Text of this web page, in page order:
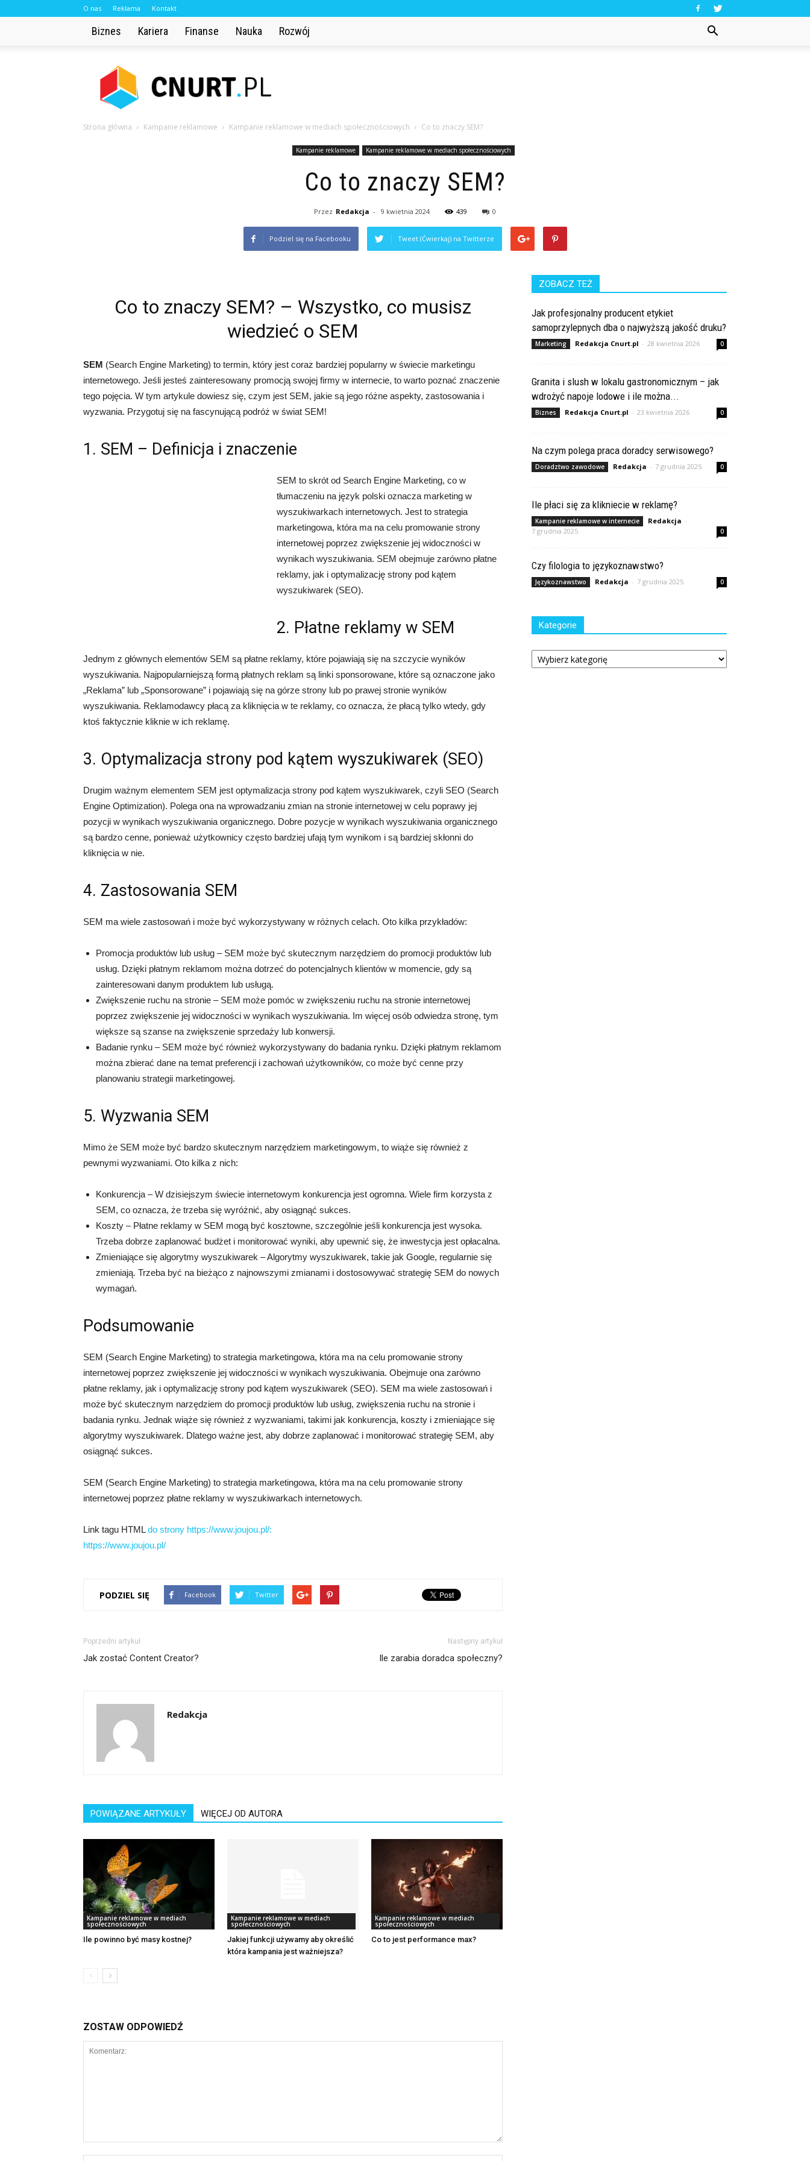
O nas Reklama Kontakt
Biznes Kariera Finanse Nauka Rozwój
Cnurt.pl
Strona główna Kampanie reklamowe Kampanie reklamowe w mediach społecznościowych Co to znaczy SEM?
Kampanie reklamowe Kampanie reklamowe w mediach społecznościowych
Co to znaczy SEM?
Przez Redakcja - 9 kwietnia 2024 439 0
Podziel się na Facebooku Tweet (Ćwierkaj) na Twitterze
Co to znaczy SEM? – Wszystko, co musisz
wiedzieć o SEM
SEM (Search Engine Marketing) to termin, który jest coraz bardziej popularny w świecie marketingu
internetowego. Jeśli jesteś zainteresowany promocją swojej firmy w internecie, to warto poznać znaczenie
tego pojęcia. W tym artykule dowiesz się, czym jest SEM, jakie są jego różne aspekty, zastosowania i
wyzwania. Przygotuj się na fascynującą podróż w świat SEM!
1. SEM – Definicja i znaczenie
SEM to skrót od Search Engine Marketing, co w
tłumaczeniu na język polski oznacza marketing w
wyszukiwarkach internetowych. Jest to strategia
marketingowa, która ma na celu promowanie strony
internetowej poprzez zwiększenie jej widoczności w
wynikach wyszukiwania. SEM obejmuje zarówno płatne
reklamy, jak i optymalizację strony pod kątem
wyszukiwarek (SEO).
2. Płatne reklamy w SEM
Jednym z głównych elementów SEM są płatne reklamy, które pojawiają się na szczycie wyników
wyszukiwania. Najpopularniejszą formą płatnych reklam są linki sponsorowane, które są oznaczone jako
„Reklama” lub „Sponsorowane” i pojawiają się na górze strony lub po prawej stronie wyników
wyszukiwania. Reklamodawcy płacą za kliknięcia w te reklamy, co oznacza, że płacą tylko wtedy, gdy
ktoś faktycznie kliknie w ich reklamę.
3. Optymalizacja strony pod kątem wyszukiwarek (SEO)
Drugim ważnym elementem SEM jest optymalizacja strony pod kątem wyszukiwarek, czyli SEO (Search
Engine Optimization). Polega ona na wprowadzaniu zmian na stronie internetowej w celu poprawy jej
pozycji w wynikach wyszukiwania organicznego. Dobre pozycje w wynikach wyszukiwania organicznego
są bardzo cenne, ponieważ użytkownicy często bardziej ufają tym wynikom i są bardziej skłonni do
kliknięcia w nie.
4. Zastosowania SEM
SEM ma wiele zastosowań i może być wykorzystywany w różnych celach. Oto kilka przykładów:
Promocja produktów lub usług – SEM może być skutecznym narzędziem do promocji produktów lub
usług. Dzięki płatnym reklamom można dotrzeć do potencjalnych klientów w momencie, gdy są
zainteresowani danym produktem lub usługą.
Zwiększenie ruchu na stronie – SEM może pomóc w zwiększeniu ruchu na stronie internetowej
poprzez zwiększenie jej widoczności w wynikach wyszukiwania. Im więcej osób odwiedza stronę, tym
większe są szanse na zwiększenie sprzedaży lub konwersji.
Badanie rynku – SEM może być również wykorzystywany do badania rynku. Dzięki płatnym reklamom
można zbierać dane na temat preferencji i zachowań użytkowników, co może być cenne przy
planowaniu strategii marketingowej.
5. Wyzwania SEM
Mimo że SEM może być bardzo skutecznym narzędziem marketingowym, to wiąże się również z
pewnymi wyzwaniami. Oto kilka z nich:
Konkurencja – W dzisiejszym świecie internetowym konkurencja jest ogromna. Wiele firm korzysta z
SEM, co oznacza, że trzeba się wyróżnić, aby osiągnąć sukces.
Koszty – Płatne reklamy w SEM mogą być kosztowne, szczególnie jeśli konkurencja jest wysoka.
Trzeba dobrze zaplanować budżet i monitorować wyniki, aby upewnić się, że inwestycja jest opłacalna.
Zmieniające się algorytmy wyszukiwarek – Algorytmy wyszukiwarek, takie jak Google, regularnie się
zmieniają. Trzeba być na bieżąco z najnowszymi zmianami i dostosowywać strategię SEM do nowych
wymagań.
Podsumowanie
SEM (Search Engine Marketing) to strategia marketingowa, która ma na celu promowanie strony
internetowej poprzez zwiększenie jej widoczności w wynikach wyszukiwania. Obejmuje ona zarówno
płatne reklamy, jak i optymalizację strony pod kątem wyszukiwarek (SEO). SEM ma wiele zastosowań i
może być skutecznym narzędziem do promocji produktów lub usług, zwiększenia ruchu na stronie i
badania rynku. Jednak wiąże się również z wyzwaniami, takimi jak konkurencja, koszty i zmieniające się
algorytmy wyszukiwarek. Dlatego ważne jest, aby dobrze zaplanować i monitorować strategię SEM, aby
osiągnąć sukces.
SEM (Search Engine Marketing) to strategia marketingowa, która ma na celu promowanie strony
internetowej poprzez płatne reklamy w wyszukiwarkach internetowych.
Link tagu HTMLdo strony https://www.joujou.pl/:
https://www.joujou.pl/
PODZIEL SIĘ Facebook Twitter
Poprzedni artykuł
Jak zostać Content Creator?
Następny artykuł
Ile zarabia doradca społeczny?
Redakcja
POWIĄZANE ARTYKUŁY WIĘCEJ OD AUTORA
Kampanie reklamowe w mediach
społecznościowych
Ile powinno być masy kostnej?
Kampanie reklamowe w mediach
społecznościowych
Jakiej funkcji używamy aby określić
która kampania jest ważniejsza?
Kampanie reklamowe w mediach
społecznościowych
Co to jest performance max?
ZOSTAW ODPOWIEDŹ
ZOBACZ TEŻ
Jak profesjonalny producent etykiet
samoprzylepnych dba o najwyższą jakość druku?
Marketing Redakcja Cnurt.pl - 28 kwietnia 2026 0
Granita i slush w lokalu gastronomicznym – jak
wdrożyć napoje lodowe i ile można...
Biznes Redakcja Cnurt.pl - 23 kwietnia 2026 0
Na czym polega praca doradcy serwisowego?
Doradztwo zawodowe Redakcja - 7 grudnia 2025 0
Ile płaci się za klikniecie w reklamę?
Kampanie reklamowe w internecie Redakcja -
7 grudnia 2025
0
Czy filologia to językoznawstwo?
Językoznawstwo Redakcja - 7 grudnia 2025 0
Kategorie
Kategorie